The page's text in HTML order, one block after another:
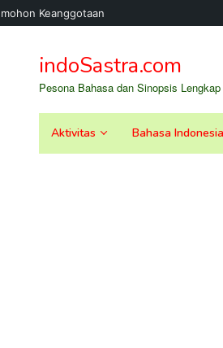
Keanggotaan
kontenindoSastra.com
Pesona Bahasa dan Sinopsis
Aktivitas Bahasa Indonesia